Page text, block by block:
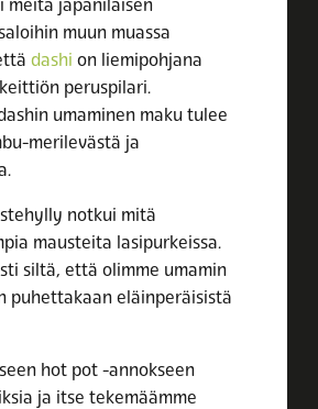
meitä japanilaisen
muun muassa
dashi on liemipohjana
peruspilari.
umaminen maku tulee
merilevästä ja
notkui mitä
mausteita lasipurkeissa.
siltä, että olimme umamin
puhettakaan eläinperäisistä
hot pot -annokseen
ja itse tekemäämme